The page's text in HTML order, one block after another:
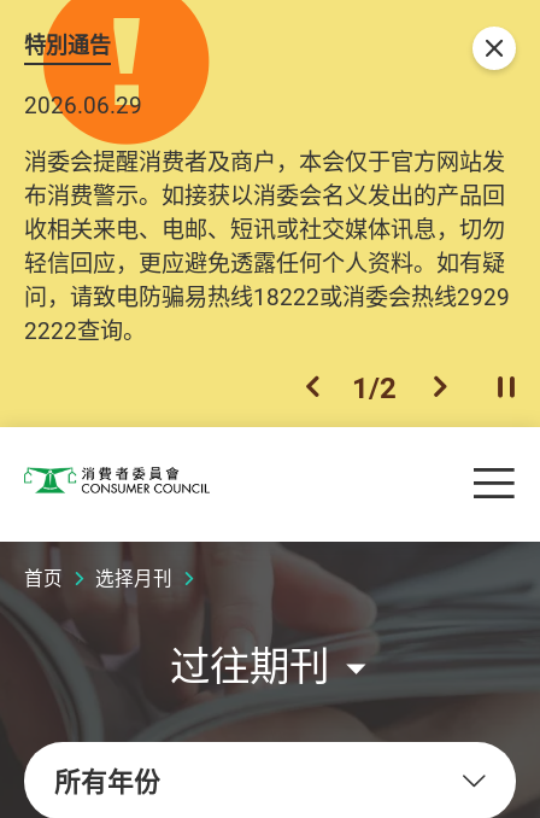
特別通告
2026.06.29
消委会提醒消费者及商户，本会仅于官方网站发
布消费警示。如接获以消委会名义发出的产品回
收相关来电、电邮、短讯或社交媒体讯息，切勿
轻信回应，更应避免透露任何个人资料。如有疑
问，请致电防骗易热线18222或消委会热线2929
2222查询。
上一个
1/2 下一个开
关闭
消费者委员会 目
首页 选择月刊
过往期刊
所有年份